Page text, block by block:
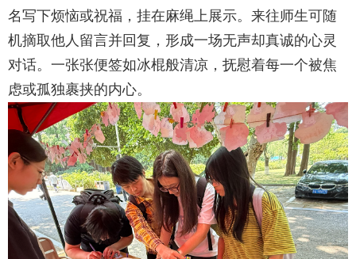
名写下烦恼或祝福 ， 挂在麻绳上展示。 来往师生可随
机摘取他人留言并回复 ， 形成一场无声却真诚的心灵
对话。 一张张便签如冰棍般清凉 ， 抚慰着每一个被焦
虑或孤独裹挟的内心。